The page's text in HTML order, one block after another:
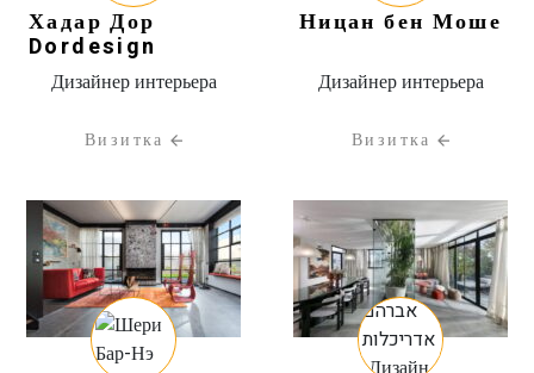
Хадар Дор
Dordesign
Дизайнер интерьера
Визитка
Ницан бен Моше
Дизайнер интерьера
Визитка